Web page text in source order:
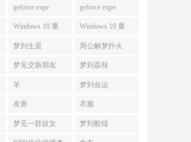
geforce expe geforce expe
Windows 10 重 Windows 10 重
梦到生蛋 周公解梦扑火
梦见交新朋友 梦到荔枝
羊 梦到命运
友善 衣服
梦见一群妓女 梦到船锚